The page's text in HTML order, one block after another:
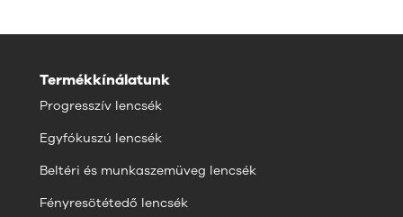
Termékkínálatunk
Progresszív lencsék
Egyfókuszú lencsék
Beltéri és munkaszemüveg lencsék
Fényresötétedő lencsék